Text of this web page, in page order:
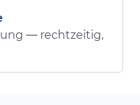
— rechtzeitig,